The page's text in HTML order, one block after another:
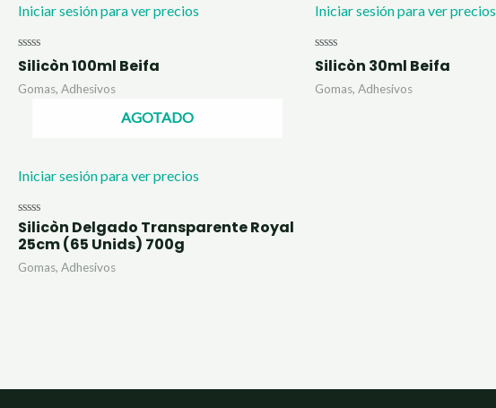
Iniciar sesión para ver precios
Valorado
con
0
de
Silicòn 100ml Beifa
Gomas, Adhesivos
Iniciar sesión para ver precios
Valorado
con
0
de
Silicòn 30ml Beifa
Gomas, Adhesivos
AGOTADO
Iniciar sesión para ver precios
Valorado
con
0
de
5
Silicòn Delgado Transparente Royal
25cm (65 Unids) 700g
Gomas, Adhesivos